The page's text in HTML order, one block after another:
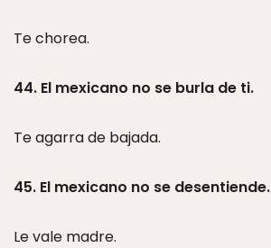
Te chorea.
44. El mexicano no se burla de ti.
Te agarra de bajada.
45. El mexicano no se desentiende.
Le vale madre.